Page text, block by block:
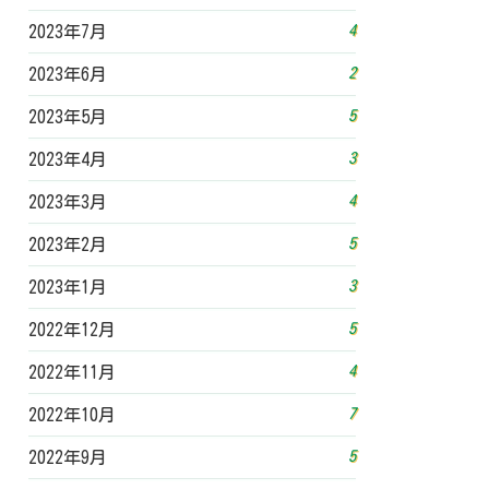
2023年7月 4
2023年6月 2
2023年5月 5
2023年4月 3
2023年3月 4
2023年2月 5
2023年1月 3
2022年12月 5
2022年11月 4
2022年10月 7
2022年9月 5